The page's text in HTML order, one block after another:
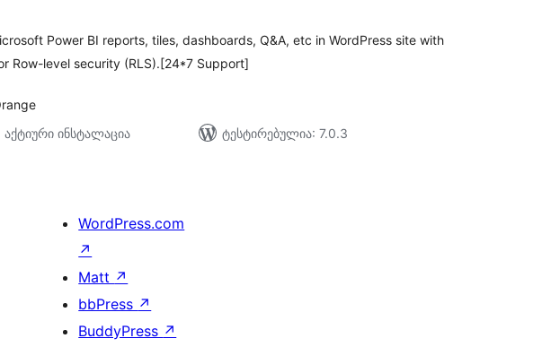
Power BI reports, tiles, dashboards, Q&A, etc in WordPress site with
Row-level security (RLS).[24*7 Support]
ინსტალაცია
ტესტირებულია: 7.0.3
WordPress.com
↗
Matt ↗
bbPress ↗
BuddyPress ↗